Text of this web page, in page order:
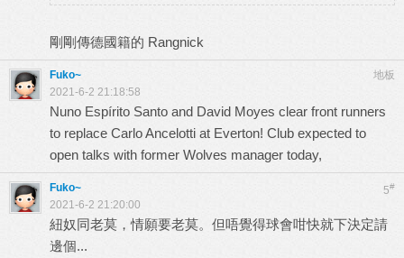
剛剛傳德國籍的 Rangnick
地板
Fuko~
2021-6-2 21:18:58
Nuno Espírito Santo and David Moyes clear front runners
to replace Carlo Ancelotti at Everton! Club expected to
open talks with former Wolves manager today,
5#
Fuko~
2021-6-2 21:20:00
紐奴同老莫，情願要老莫。但唔覺得球會咁快就下決定請
邊個...